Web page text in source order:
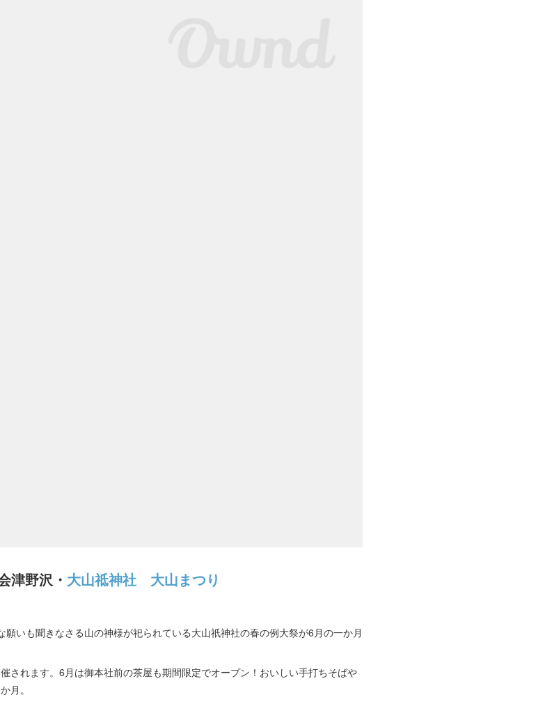
津野沢・ 大山祗神社 大山まつり
いも聞きなさる山の神様が祀られている大山祇神社の春の例大祭が6月の一か月
されます。6月は御本社前の茶屋も期間限定でオープン！おいしい手打ちそばや
月。